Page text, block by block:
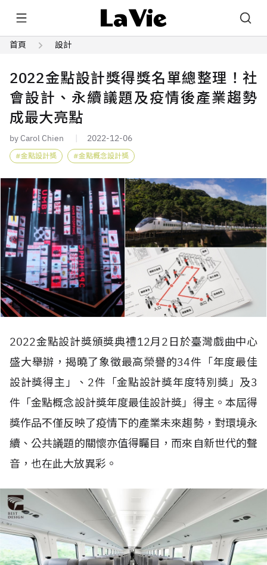
首頁 設計
2022金點設計獎得獎名單總整理！社
會設計、永續議題及疫情後產業趨勢
成最大亮點
by Carol Chien 2022-12-06
金點設計獎 金點概念設計獎
2022金點設計獎頒獎典禮12月2日於臺灣戲曲中心
盛大舉辦，揭曉了象徵最高榮譽的34件「年度最佳
設計獎得主」、2件「金點設計獎年度特別獎」及3
件「金點概念設計獎年度最佳設計獎」得主。本屆得
獎作品不僅反映了疫情下的產業未來趨勢，對環境永
續、公共議題的關懷亦值得矚目，而來自新世代的聲
音，也在此大放異彩。